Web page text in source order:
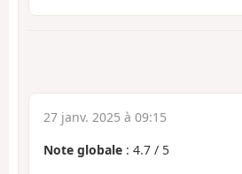
27 janv. 2025 à 09:15
Note globale : 4.7 / 5